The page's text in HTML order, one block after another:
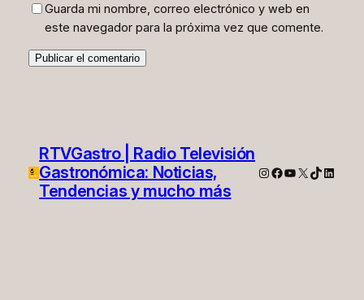
Guarda mi nombre, correo electrónico y web en
este navegador para la próxima vez que comente.
RTVGastro | Radio Televisión
Gastronómica: Noticias,
Tendencias y mucho más
Instagram
Facebook
YouTube
X TikTok